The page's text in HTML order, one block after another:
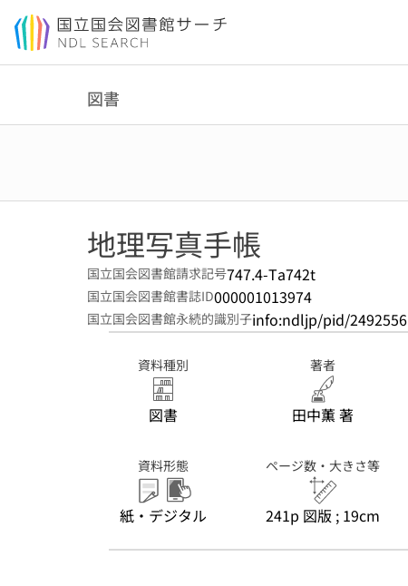
本文へ移動
図書
地理写真手帳
国立国会図書館請求記号747.4-Ta742t
国立国会図書館書誌ID000001013974
国立国会図書館永続的識別子info:ndljp/pid/2492556
資料種別
図書
著者
田中薫 著
資料形態
紙・デジタル
ページ数・大きさ等
241p 図版 ; 19cm